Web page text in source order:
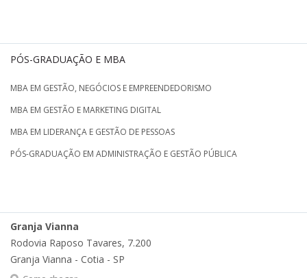
PÓS-GRADUAÇÃO E MBA
MBA EM GESTÃO, NEGÓCIOS E EMPREENDEDORISMO
MBA EM GESTÃO E MARKETING DIGITAL
MBA EM LIDERANÇA E GESTÃO DE PESSOAS
PÓS-GRADUAÇÃO EM ADMINISTRAÇÃO E GESTÃO PÚBLICA
Granja Vianna
Rodovia Raposo Tavares, 7.200
Granja Vianna - Cotia - SP